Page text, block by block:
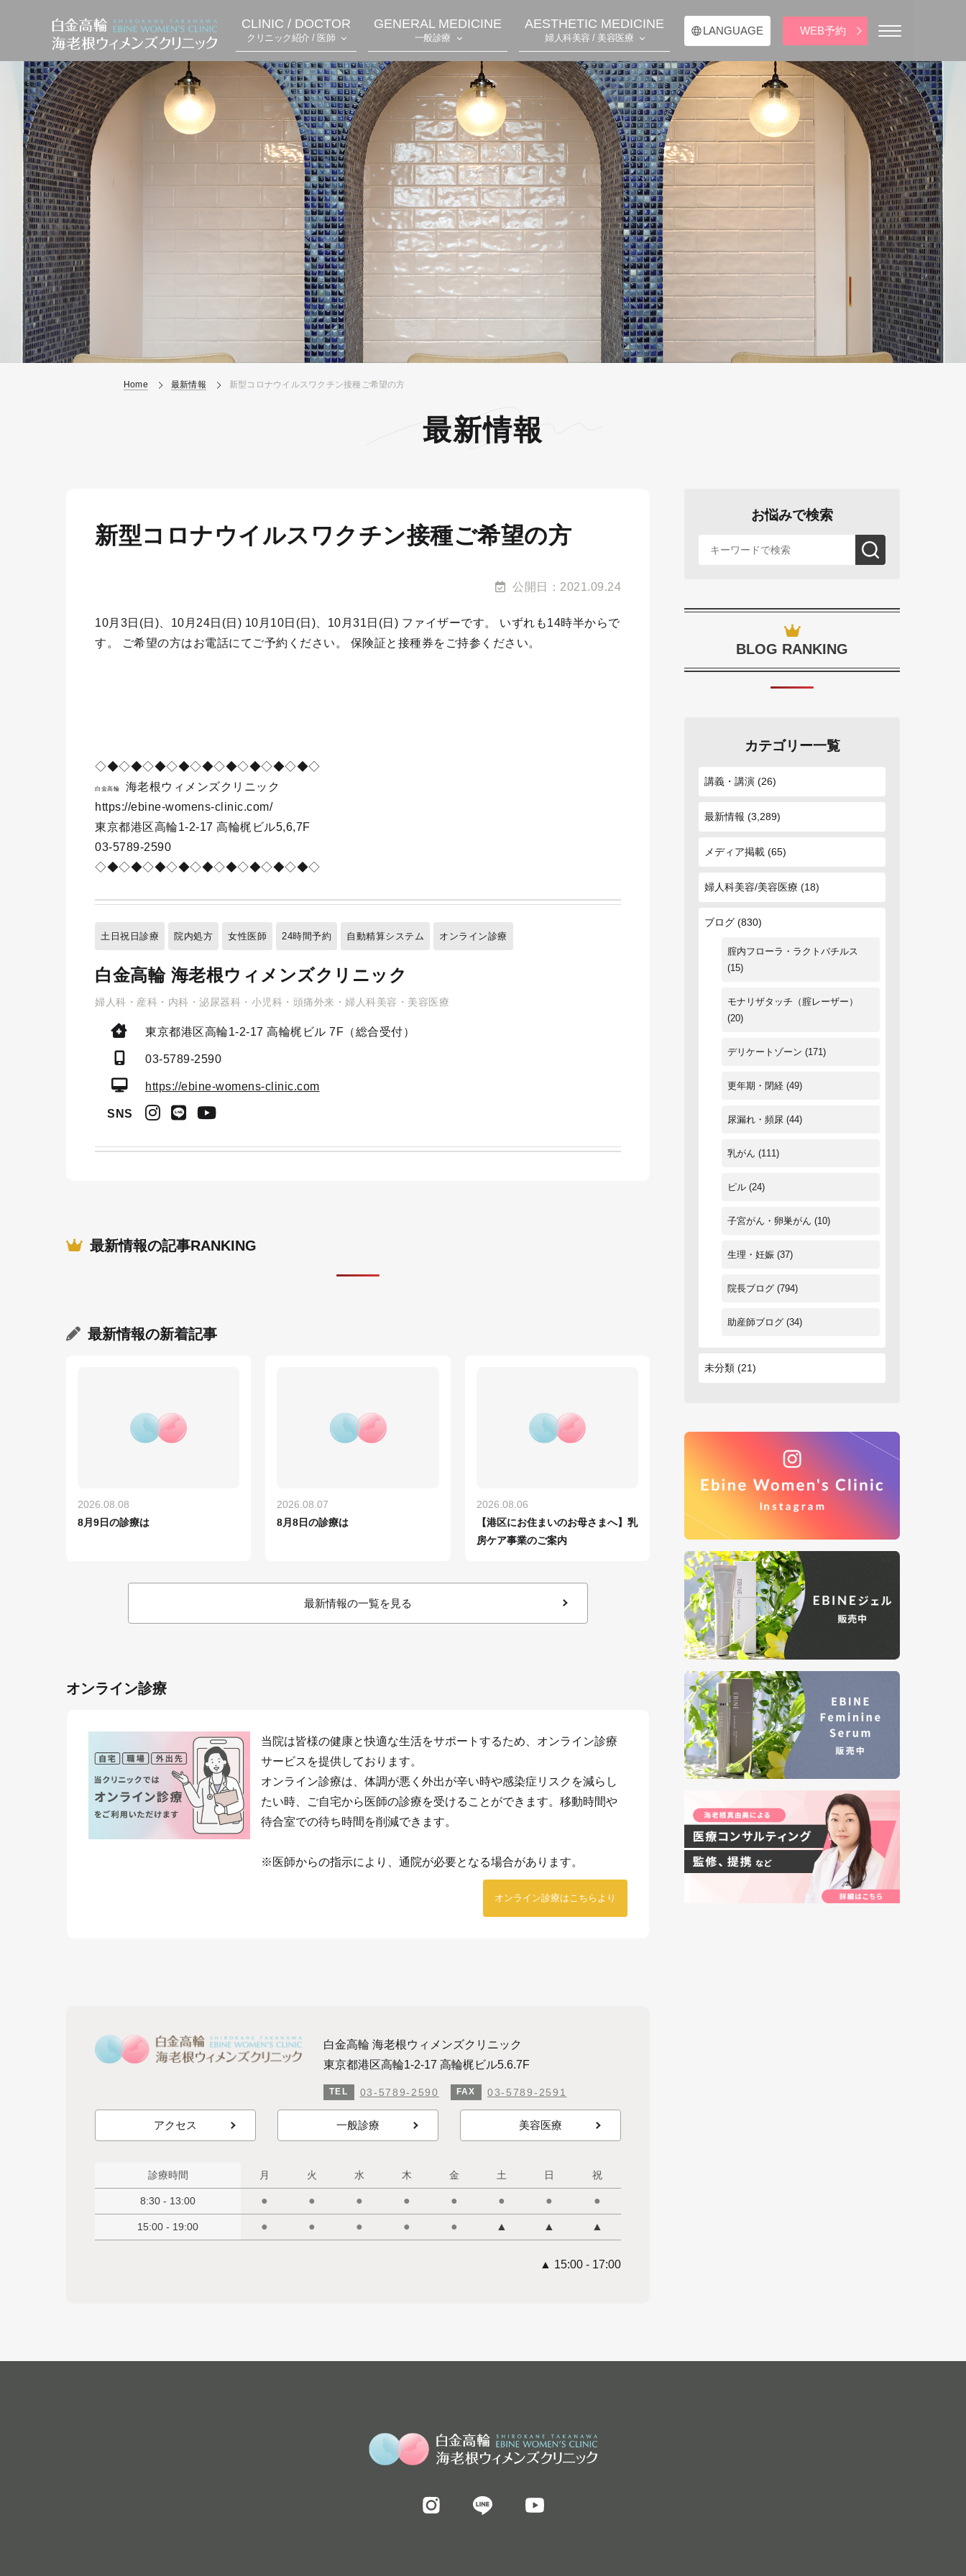
CLINIC / DOCTOR
クリニック紹介 / 医師
GENERAL MEDICINE
一般診療
AESTHETIC MEDICINE
婦人科美容 / 美容医療
LANGUAGE WEB予約
Home 最新情報 新型コロナウイルスワクチン接種ご希望の方
最新情報
新型コロナウイルスワクチン接種ご希望の方
公開日：2021.09.24
10月3日(日)、10月24日(日) 10月10日(日)、10月31日(日) ファイザーです。 いずれも14時半からで
す。 ご希望の方はお電話にてご予約ください。 保険証と接種券をご持参ください。
◇◆◇◆◇◆◇◆◇◆◇◆◇◆◇◆◇◆◇
白金高輪
海老根ウィメンズクリニック
https://ebine-womens-clinic.com/
東京都港区高輪1-2-17 高輪梶ビル5,6,7F
03-5789-2590
◇◆◇◆◇◆◇◆◇◆◇◆◇◆◇◆◇◆◇
土日祝日診療 院内処方 女性医師 24時間予約 自動精算システム オンライン診療
白金高輪 海老根ウィメンズクリニック
婦人科・産科・内科・泌尿器科・小児科・頭痛外来・婦人科美容・美容医療
東京都港区高輪1-2-17 高輪梶ビル 7F（総合受付）
03-5789-2590
https://ebine-womens-clinic.com
SNS
最新情報の記事RANKING
最新情報の新着記事
2026.08.08
8月9日の診療は
2026.08.07
8月8日の診療は
2026.08.06
【港区にお住まいのお母さまへ】乳
房ケア事業のご案内
最新情報の一覧を見る
オンライン診療
当院は皆様の健康と快適な生活をサポートするため、オンライン診療
サービスを提供しております。
オンライン診療は、体調が悪く外出が辛い時や感染症リスクを減らし
たい時、ご自宅から医師の診療を受けることができます。移動時間や
待合室での待ち時間を削減できます。
※医師からの指示により、通院が必要となる場合があります。
オンライン診療はこちらより
白金高輪 海老根ウィメンズクリニック
東京都港区高輪1-2-17 高輪梶ビル5.6.7F
TEL 03-5789-2590 FAX 03-5789-2591
アクセス 一般診療 美容医療
診療時間 月 火 水 木 金 土 日 祝
8:30 - 13:00 ● ● ● ● ● ● ● ●
15:00 - 19:00 ● ● ● ● ● ▲ ▲ ▲
▲ 15:00 - 17:00
お悩みで検索
BLOG RANKING
カテゴリー一覧
講義・講演 (26)
最新情報 (3,289)
メディア掲載 (65)
婦人科美容/美容医療 (18)
ブログ (830)
腟内フローラ・ラクトバチルス
(15)
モナリザタッチ（腟レーザー）
(20)
デリケートゾーン (171)
更年期・閉経 (49)
尿漏れ・頻尿 (44)
乳がん (111)
ピル (24)
子宮がん・卵巣がん (10)
生理・妊娠 (37)
院長ブログ (794)
助産師ブログ (34)
未分類 (21)